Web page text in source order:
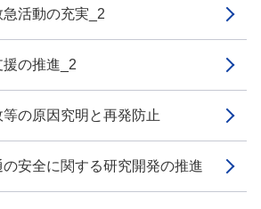
活動の充実_2
の推進_2
の原因究明と再発防止
安全に関する研究開発の推進